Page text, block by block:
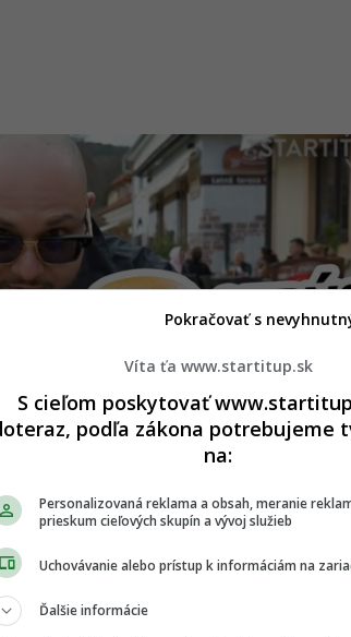
sú Mekkou výnimočného gastra
Víta ťa www.startitup.sk
S cieľom poskytovať
podľa zákona potrebujeme
na:
Personalizovaná reklama a obsah, meranie
prieskum cieľových skupín a vývoj služieb
Uchovávanie alebo prístup k informáciám na
Ďalšie informácie
Pokračovať s